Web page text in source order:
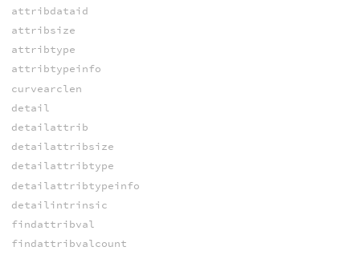
attribdataid
attribsize
attribtype
attribtypeinfo
curvearclen
detail
detailattrib
detailattribsize
detailattribtype
detailattribtypeinfo
detailintrinsic
findattribval
findattribvalcount